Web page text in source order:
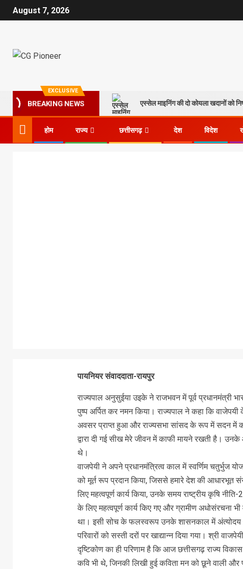
August 7, 2026
EXCLUSIVE
BREAKING NEWS एस्सेल माइनिंग की दो कोयला खदानों को
होम राज्य छत्तीसगढ़ देश विदेश
पायनियर संवाददाता-रायपुर
राज्यपाल अनुसुईया उइके ने राजभवन में पूर्व प्रधानमंत्री
पुष्प अर्पित कर नमन किया। राज्यपाल ने कहा कि
अवसर प्राप्त हुआ और राज्यसभा सांसद के रूप में सदन में
द्वारा दी गई सीख मेरे जीवन में काफी मायने रखती है।
थे।
वाजपेयी ने अपने प्रधानमंत्रित्व काल में स्वर्णिम चतुर्भुज
को मूर्त रूप प्रदान किया, जिससे हमारे देश की आधारभूत
लिए महत्वपूर्ण कार्य किया, उनके समय राष्ट्रीय कृषि
के लिए महत्वपूर्ण कार्य किए गए और ग्रामीण
था। इसी सोच के फलस्वरूप उनके शासनकाल में अंत्योदय
परिवारों को सस्ती दरों पर खाद्यान्न दिया गया। श्री
दृष्टिकोण का ही परिणाम है कि आज छत्तीसगढ़ राज्य
कवि भी थे, जिनकी लिखी हुई कविता मन को छूने वाली और